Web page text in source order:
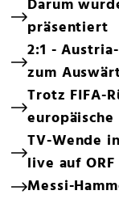
Darum
präsentiert
2:1 -
zum
Trotz FIFA-
europäische
TV-Wende
live auf ORF
Messi-